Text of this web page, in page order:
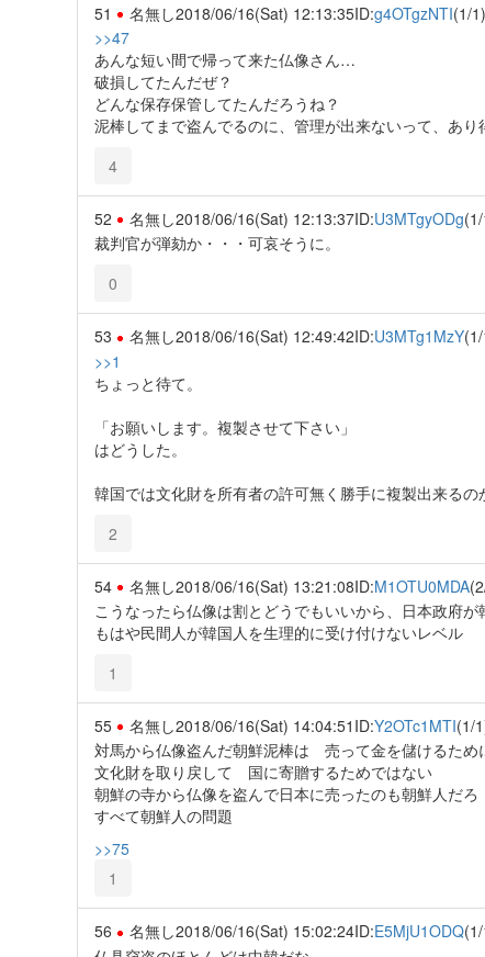
51 名無し2018/06/16(Sat) 12:13:35ID:g4OTgzNTI(1/1)
>>47
あんな短い間で帰って来た仏像さん…
破損してたんだぜ？
どんな保存保管してたんだろうね？
泥棒してまで盗んでるのに、管理が出来ないって、あり
4
52 名無し2018/06/16(Sat) 12:13:37ID:U3MTgyODg
裁判官が弾劾か・・・可哀そうに。
0
53 名無し2018/06/16(Sat) 12:49:42ID:U3MTg1MzY
>>1
ちょっと待て。
「お願いします。複製させて下さい」
はどうした。
韓国では文化財を所有者の許可無く勝手に複製出来るの
2
54 名無し2018/06/16(Sat) 13:21:08ID:M1OTU0MDA
こうなったら仏像は割とどうでもいいから、日本政府
もはや民間人が韓国人を生理的に受け付けないレベル
1
55 名無し2018/06/16(Sat) 14:04:51 ID:Y2OTc1MTI(1/
対馬から仏像盗んだ朝鮮泥棒は 売って金を儲けるため
文化財を取り戻して 国に寄贈するためではない
朝鮮の寺から仏像を盗んで日本に売ったのも朝鮮人だろ
すべて朝鮮人の問題
>>75
1
56 名無し2018/06/16(Sat) 15:02:24ID:E5MjU1ODQ